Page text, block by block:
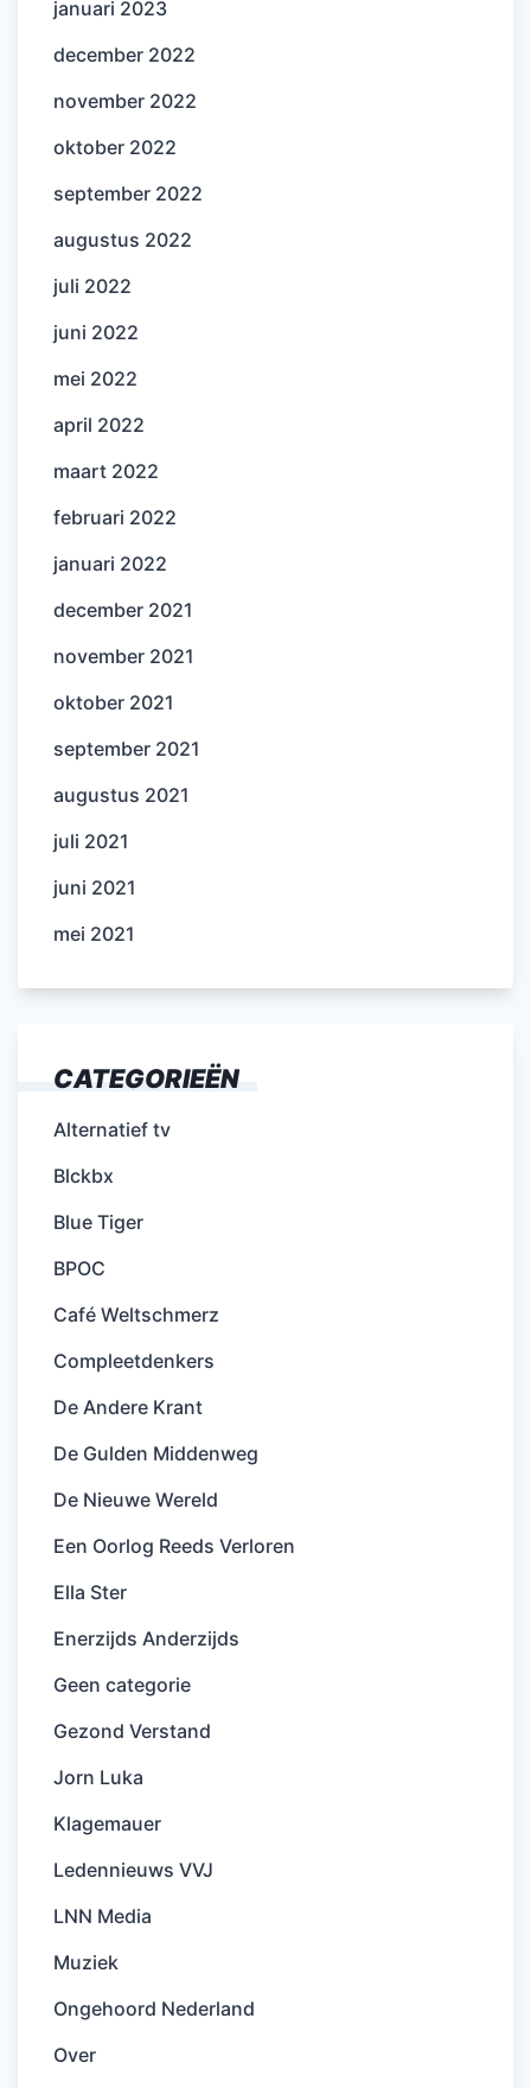
januari 2023
december 2022
november 2022
oktober 2022
september 2022
augustus 2022
juli 2022
juni 2022
mei 2022
april 2022
maart 2022
februari 2022
januari 2022
december 2021
november 2021
oktober 2021
september 2021
augustus 2021
juli 2021
juni 2021
mei 2021
CATEGORIEËN
Alternatief tv
Blckbx
Blue Tiger
BPOC
Café Weltschmerz
Compleetdenkers
De Andere Krant
De Gulden Middenweg
De Nieuwe Wereld
Een Oorlog Reeds Verloren
Ella Ster
Enerzijds Anderzijds
Geen categorie
Gezond Verstand
Jorn Luka
Klagemauer
Ledennieuws VVJ
LNN Media
Muziek
Ongehoord Nederland
Over